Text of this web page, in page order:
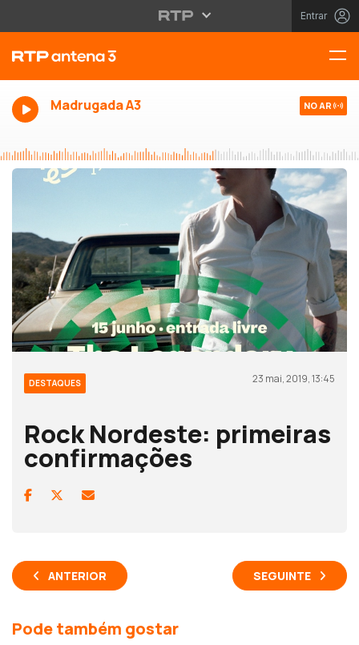
Entrar
Madrugada A3 NO AR
DESTAQUES 23 mai, 2019, 13:45
Rock Nordeste: primeiras
confirmações
ANTERIOR SEGUINTE
Pode também gostar